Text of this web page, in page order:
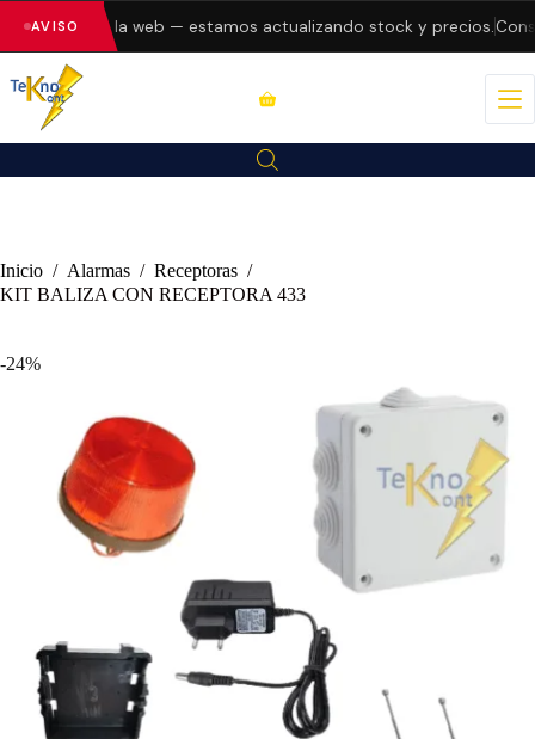
AVISO
errores en la web — estamos actualizando stock y precios.
Inicio / Alarmas / Receptoras /
KIT BALIZA CON RECEPTORA 433
-24%